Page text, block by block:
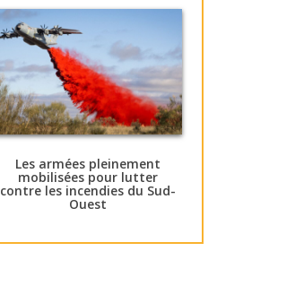
Les armées pleinement
mobilisées pour lutter
contre les incendies du Sud-
Ouest